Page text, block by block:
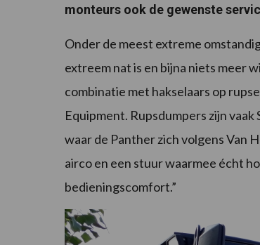
monteurs ook de gewenste
Onder de meest extreme
extreem nat is en bijna niets meer
combinatie met hakselaars op
Equipment. Rupsdumpers zijn
waar de Panther zich volgens Van
airco en een stuur waarmee écht
bedieningscomfort.”